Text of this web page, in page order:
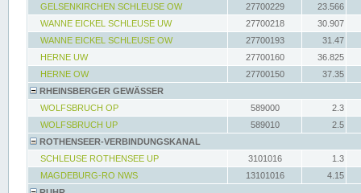
GELSENKIRCHEN SCHLEUSE OW
27700229
23.566
WANNE EICKEL SCHLEUSE UW
27700218
30.907
WANNE EICKEL SCHLEUSE OW
27700193
31.47
HERNE UW
27700160
36.825
HERNE OW
27700150
37.35
RHEINSBERGER GEWÄSSER
WOLFSBRUCH OP
589000
2.3
WOLFSBRUCH UP
589010
2.5
ROTHENSEER-VERBINDUNGSKANAL
SCHLEUSE ROTHENSEE UP
3101016
1.3
MAGDEBURG-RO NWS
13101016
4.15